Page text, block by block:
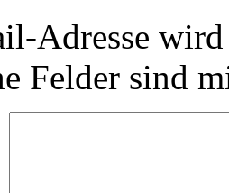
Adresse
Felder sind